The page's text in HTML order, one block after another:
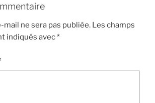
mail ne sera pas publiée. Les champs
indiqués avec*